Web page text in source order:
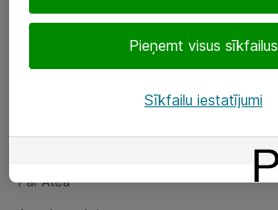
Sekojiet mums
Par Atea
Par Atea
Pieņemt visus sīkfailus
Sīkfailu iestatījumi